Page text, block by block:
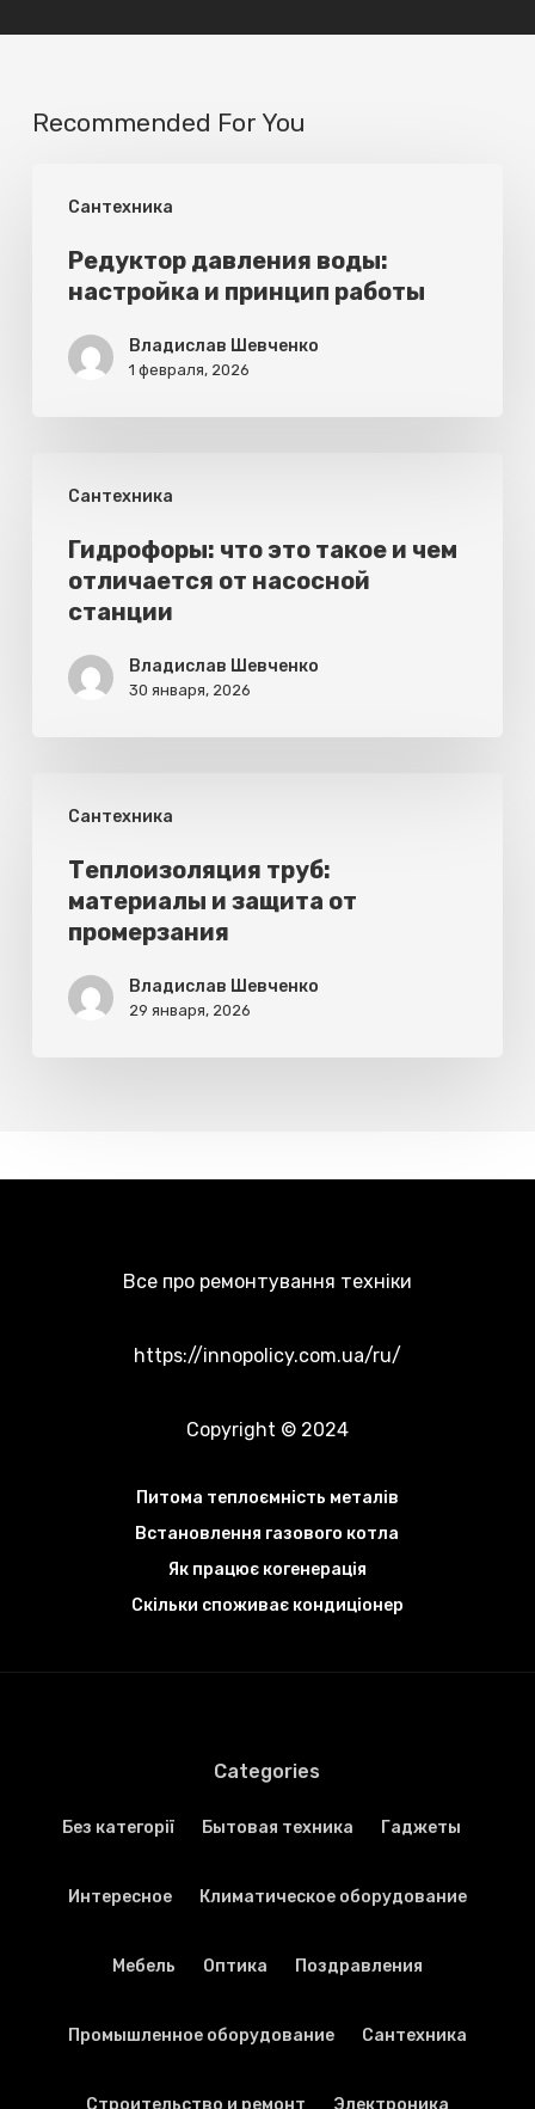
Recommended For You
Сантехника
давления
воды:
настройка
принцип
Редуктор давления воды:
настройка и принцип работы
Владислав Шевченко
1 февраля, 2026
Сантехника
такое
отличается
станции
Гидрофоры: что это такое и чем
отличается от насосной
станции
Владислав Шевченко
30 января, 2026
Сантехника
труб:
материалы
защита
промерзания
Теплоизоляция труб:
материалы и защита от
промерзания
Владислав Шевченко
29 января, 2026
Все про ремонтування техніки
https://innopolicy.com.ua/ru/
Copyright © 2024
Питома теплоємність металів
Встановлення газового котла
Як працює когенерація
Скільки споживає кондиціонер
Categories
Без категорії Бытовая техника Гаджеты
Интересное Климатическое оборудование
Мебель Оптика Поздравления
Промышленное оборудование Сантехника
Строительство и ремонт Электроника